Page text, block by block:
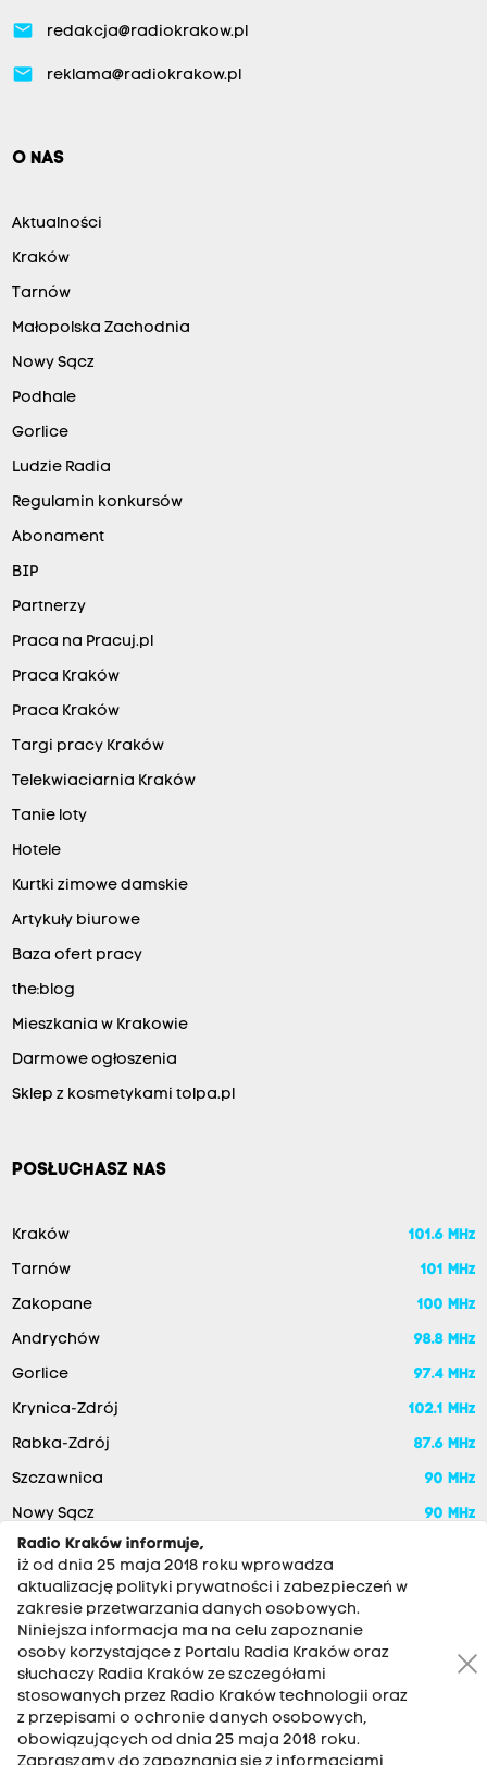
email redakcja@radiokrakow.pl
email reklama@radiokrakow.pl
O NAS
Aktualności
Kraków
Tarnów
Małopolska Zachodnia
Nowy Sącz
Podhale
Gorlice
Ludzie Radia
Regulamin konkursów
Abonament
BIP
Partnerzy
Praca na Pracuj.pl
Praca Kraków
Praca Kraków
Targi pracy Kraków
Telekwiaciarnia Kraków
Tanie loty
Hotele
Kurtki zimowe damskie
Artykuły biurowe
Baza ofert pracy
the:blog
Mieszkania w Krakowie
Darmowe ogłoszenia
Sklep z kosmetykami tolpa.pl
POSŁUCHASZ NAS
Kraków 101.6 MHz
Tarnów 101 MHz
Zakopane 100 MHz
Andrychów 98.8 MHz
Gorlice 97.4 MHz
Krynica-Zdrój 102.1 MHz
Rabka-Zdrój 87.6 MHz
Szczawnica 90 MHz
Nowy Sącz 90 MHz
RADIO KRAKÓW SA. Aleja Juliusza Słowackiego 22, 30-007
Kraków
Radio Kraków informuje,
iż od dnia 25 maja 2018 roku wprowadza
aktualizację polityki prywatności i zabezpieczeń w
zakresie przetwarzania danych osobowych.
Niniejsza informacja ma na celu zapoznanie
osoby korzystające z Portalu Radia Kraków oraz
słuchaczy Radia Kraków ze szczegółami
stosowanych przez Radio Kraków technologii oraz
z przepisami o ochronie danych osobowych,
obowiązujących od dnia 25 maja 2018 roku.